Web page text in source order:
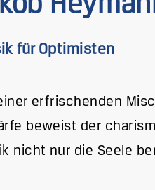
für Optimisten
erfrischenden
beweist der
nicht nur die Seele